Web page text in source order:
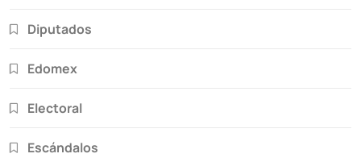
Diputados
Edomex
Electoral
Escándalos